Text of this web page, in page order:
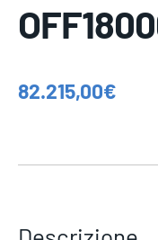
82.215,00€